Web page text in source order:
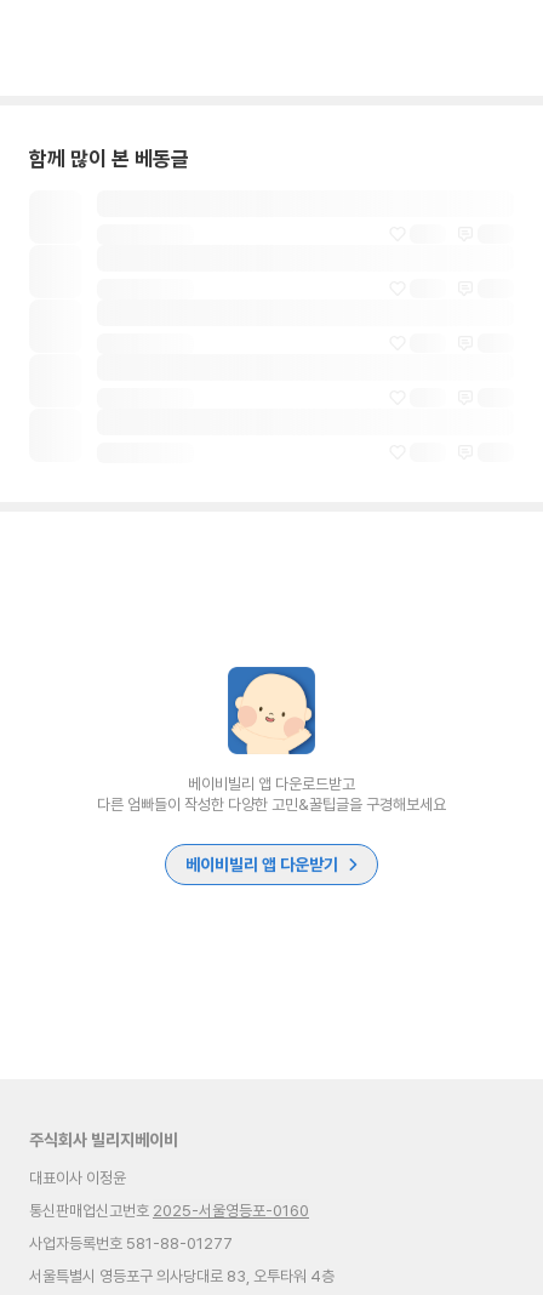
함께 많이 본 베동글
베이비빌리 앱 다운로드받고
다른 엄빠들이 작성한 다양한 고민&꿀팁글을 구경해보세요
베이비빌리 앱 다운받기
주식회사 빌리지베이비
대표이사 이정윤
통신판매업신고번호 2025-서울영등포-0160
사업자등록번호 581-88-01277
서울특별시 영등포구 의사당대로 83, 오투타워 4층